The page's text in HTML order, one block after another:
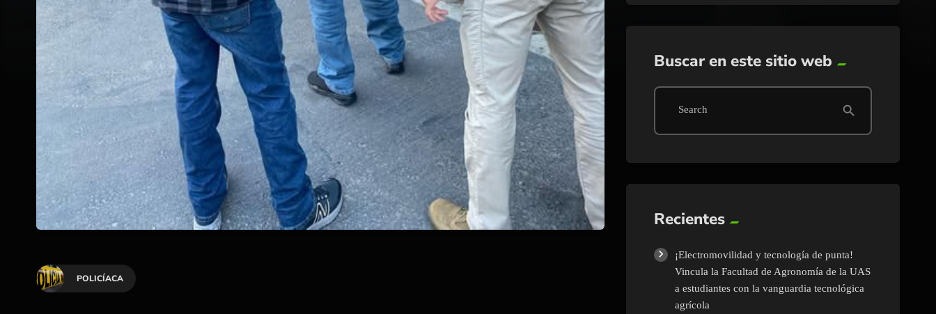
POLICÍACA
Buscar en este sitio web
Search search
Recientes
¡Electromovilidad y tecnología de punta!
Vincula la Facultad de Agronomía de la UAS
a estudiantes con la vanguardia tecnológica
agrícola